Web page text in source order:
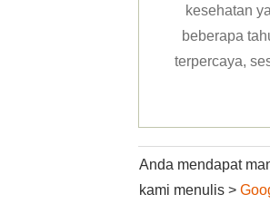
kesehatan
beberapa
terpercaya,
Anda mendapat
kami menulis >